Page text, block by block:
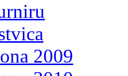
2009